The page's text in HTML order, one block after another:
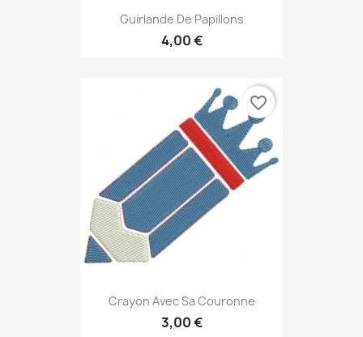
Guirlande De Papillons
4,00 €
Crayon Avec Sa Couronne
3,00 €
favorite_border